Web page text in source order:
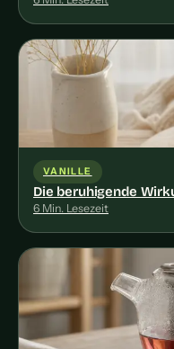
VANILLE
Die beruhigende
6 Min. Lesezeit